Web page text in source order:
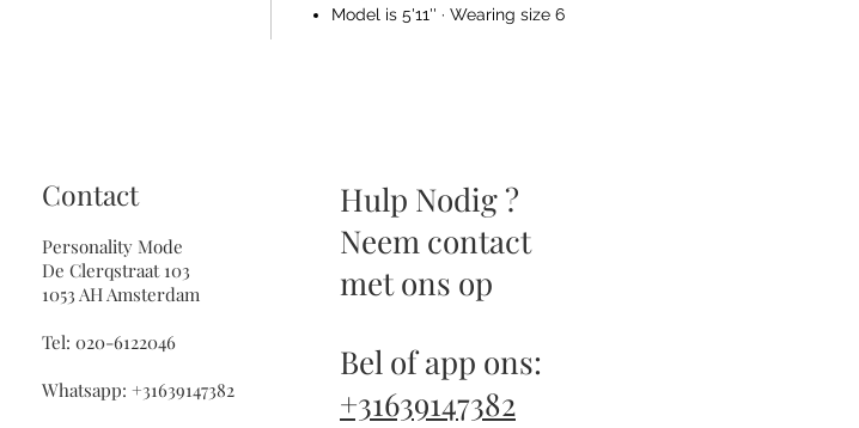
020- 6 12 20 46 (Di tot Za van 11.00 uur tot
Model is 5'11'' · Wearing size 6
Contact
Personality Mode
De Clerqstraat 103
1053 AH Amsterdam
Tel: 020-6122046
Whatsapp: +31639147382
Hulp Nodig ?
Neem contact
met ons op
Bel of app ons:
+31639147382